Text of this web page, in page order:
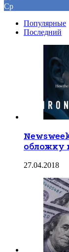
Ср
Популярные
Последний
обложку
27.04.2018